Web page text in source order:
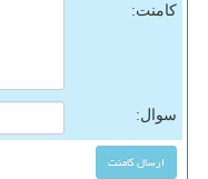
کامنت:
سوال: